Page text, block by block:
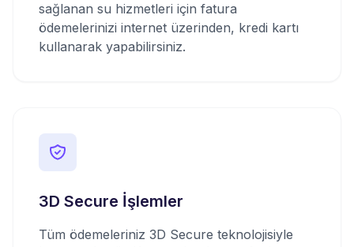
sağlanan su hizmetleri için fatura
ödemelerinizi internet üzerinden, kredi kartı
kullanarak yapabilirsiniz.
3D Secure İşlemler
Tüm ödemeleriniz 3D Secure teknolojisiyle